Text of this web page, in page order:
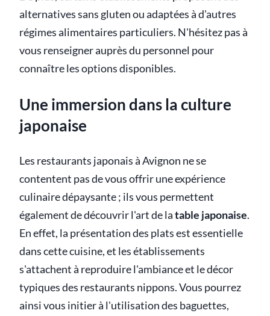
alternatives sans gluten ou adaptées à d'autres
régimes alimentaires particuliers. N'hésitez pas à
vous renseigner auprès du personnel pour
connaître les options disponibles.
Une immersion dans la culture
japonaise
Les restaurants japonais à Avignon ne se
contentent pas de vous offrir une expérience
culinaire dépaysante ; ils vous permettent
également de découvrir l'art de latable japonaise.
En effet, la présentation des plats est essentielle
dans cette cuisine, et les établissements
s'attachent à reproduire l'ambiance et le décor
typiques des restaurants nippons. Vous pourrez
ainsi vous initier à l'utilisation des baguettes,